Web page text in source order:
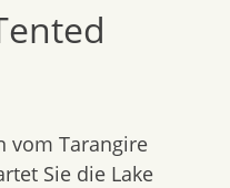
vom Tarangire
Sie die Lake